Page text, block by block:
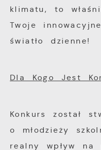
klimatu, to
Twoje
światło dzienne!
Dla Kogo Jest
Konkurs został
o młodzieży
realny wpływ na
użytkowników.
Wyrażenie zgody
cookies gwarantuje
Promocyjne pliki
witryny
partnerami oraz
Firmy te działają w
pośredników
Więcej